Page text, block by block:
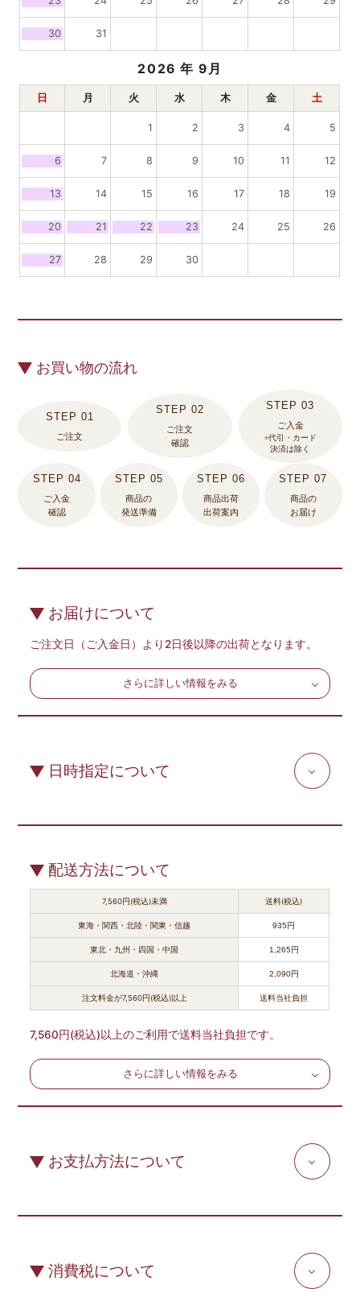
30 31
2026 年 9月
日 月 火 水 木 金 土
1 2 3 4 5
6 7 8 9 10 11 12
13 14 15 16 17 18 19
20 21 22 23 24 25 26
27 28 29 30
お買い物の流れ
ご注文
ご注文
確認
ご入金
※代引・カード
決済は除く
ご入金
確認
商品の
発送準備
商品出荷
出荷案内
商品の
お届け
お届けについて
ご注文日（ご入金日）より2日後以降の出荷となります。
さらに詳しい情報をみる
日時指定について
配送方法について
7,560円(税込)未満 送料(税込)
東海・関西・北陸・関東・信越 935円
東北・九州・四国・中国 1,265円
北海道・沖縄 2,090円
注文料金が7,560円(税込)以上 送料当社負担
7,560円(税込)以上のご利用で送料当社負担です。
さらに詳しい情報をみる
お支払方法について
消費税について